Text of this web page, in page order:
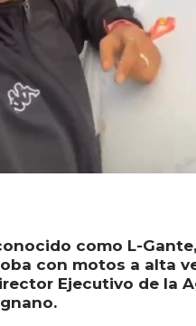
como L-
con motos a alta
Ejecutivo de la